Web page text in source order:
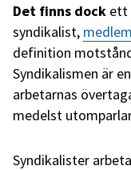
Det finns dock ett
syndikalist,
definition
Syndikalismen är
arbetarnas
medelst
Syndikalister